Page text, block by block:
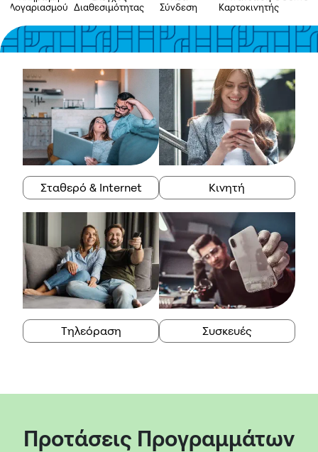
Λογαριασμού Διαθεσιμότητας
Σύνδεση
Καρτοκινητής
Σταθερό & Internet Κινητή
Τηλεόραση Συσκευές
Προτάσεις Προγραμμάτων